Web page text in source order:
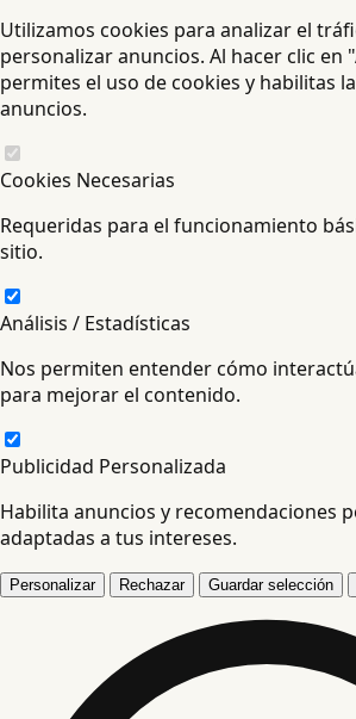
Utilizamos cookies para analizar el
personalizar anuncios. Al hacer clic en
permites el uso de cookies y habilitas
anuncios.
Cookies Necesarias
Requeridas para el funcionamiento
sitio.
Análisis / Estadísticas
Nos permiten entender cómo
para mejorar el contenido.
Publicidad Personalizada
Habilita anuncios y recomendaciones
adaptadas a tus intereses.
Personalizar Rechazar Guardar selección